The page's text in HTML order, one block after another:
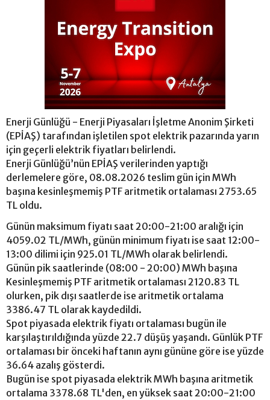
Enerji Günlüğü - Enerji Piyasaları İşletme Anonim Şirketi
(EPİAŞ) tarafından işletilen spot elektrik pazarında yarın
için geçerli elektrik fiyatları belirlendi.
Enerji Günlüğü’nün EPİAŞ verilerinden yaptığı
derlemelere göre, 08.08.2026 teslim gün için MWh
başına kesinleşmemiş PTF aritmetik ortalaması 2753.65
TL oldu.
Günün maksimum fiyatı saat 20:00-21:00 aralığı için
4059.02 TL/MWh, günün minimum fiyatı ise saat 12:00-
13:00 dilimi için 925.01 TL/MWh olarak belirlendi.
Günün pik saatlerinde (08:00 - 20:00) MWh başına
Kesinleşmemiş PTF aritmetik ortalaması 2120.83 TL
olurken, pik dışı saatlerde ise aritmetik ortalama
3386.47 TL olarak kaydedildi.
Spot piyasada elektrik fiyatı ortalaması bugün ile
karşılaştırıldığında yüzde 22.7 düşüş yaşandı. Günlük PTF
ortalaması bir önceki haftanın aynı gününe göre ise yüzde
36.64 azalış gösterdi.
Bugün ise spot piyasada elektrik MWh başına aritmetik
ortalama 3378.68 TL'den, en yüksek saat 20:00-21:00